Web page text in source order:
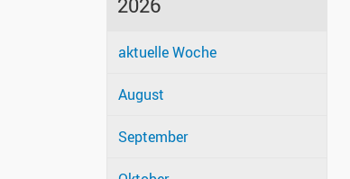
aktuelle Woche
August
September